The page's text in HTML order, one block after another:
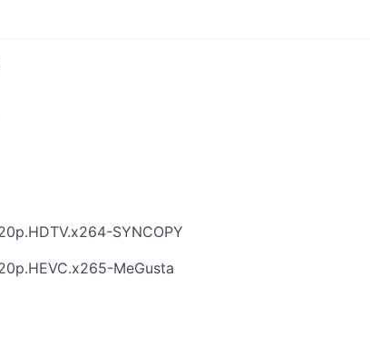
SYNCOPY
MeGusta